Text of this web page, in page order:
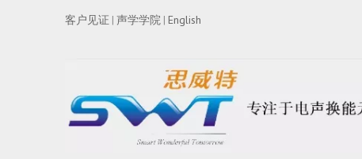
客户见证 | 声学学院 | English